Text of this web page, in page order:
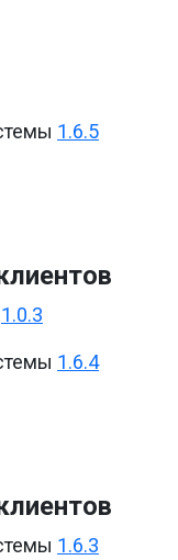
1.6.5
1.0.3
1.6.4
1.6.3